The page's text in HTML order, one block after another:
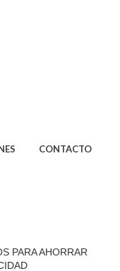
CONTACTO
PARA AHORRAR